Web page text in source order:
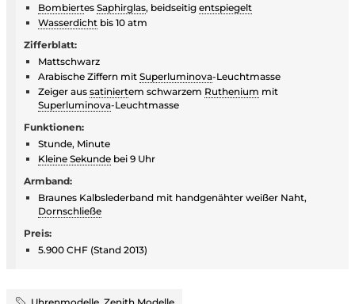
Bombiertes Saphirglas, beidseitig entspiegelt
Wasserdicht bis 10 atm
Zifferblatt:
Mattschwarz
Arabische Ziffern mit Superluminova-Leuchtmasse
Zeiger aus satiniertem schwarzem Ruthenium mit
Superluminova-Leuchtmasse
Funktionen:
Stunde, Minute
Kleine Sekunde bei 9 Uhr
Armband:
Braunes Kalbslederband mit handgenähter weißer Naht,
Dornschließe
Preis:
5.900 CHF (Stand 2013)